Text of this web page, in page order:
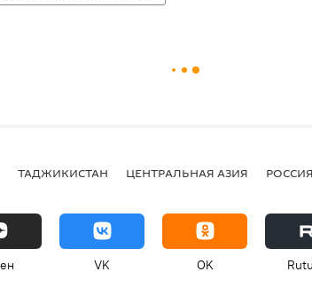
ТАДЖИКИСТАН ЦЕНТРАЛЬНАЯ АЗИЯ РОССИЯ
VK OK